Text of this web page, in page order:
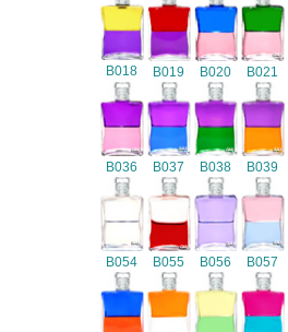
B018 B019 B020 B021
B036 B037 B038 B039
B054 B055 B056 B057